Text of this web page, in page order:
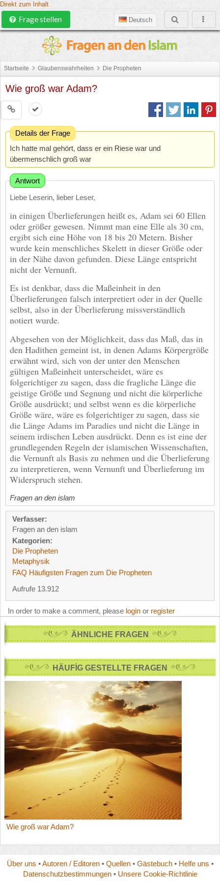
Direkt zum Inhalt
Deutsch
Frage stellen
Startseite Glaubenswahrheiten Die Propheten
Wie groß war Adam?
Details der Frage
Ich hatte mal gehört, dass er ein Riese war und
übermenschlich groß war
Antwort
Liebe Leserin, lieber Leser,
in einigen Überlieferungen heißt es, Adam sei 60 Ellen
oder größer gewesen. Nimmt man eine Elle als 30 cm,
ergibt sich eine Höhe von 18 bis 20 Metern. Bisher
wurde kein menschliches Skelett in dieser Größe oder
in der Nähe davon gefunden. Diese Länge entspricht
nicht der Vernunft.
Es ist denkbar, dass die Maßeinheit in den
Überlieferungen falsch interpretiert oder in der Quelle
selbst, also in der Überlieferung missverständlich
notiert wurde.
Abgesehen von der Möglichkeit, dass das Maß, das in
den Hadithen gemeint ist, in denen Adams Körpergröße
erwähnt wird, sich von der unter den Menschen
gültigen Maßeinheit unterscheidet, wäre es
folgerichtiger zu sagen, dass die fragliche Länge die
geistige Größe und Segnung und nicht die körperliche
Größe ausdrückt; und selbst wenn es die körperliche
Größe wäre, wäre es folgerichtiger zu sagen, dass sie
die Länge Adams im Paradies und nicht die Länge in
seinem irdischen Leben ausdrückt. Denn es ist eine der
grundlegenden Regeln der islamischen Wissenschaften,
die Vernunft als Basis zu nehmen und die Überlieferung
zu interpretieren, wenn Vernunft und Überlieferung im
Widerspruch stehen.
Fragen an den islam
Verfasser:
Fragen an den islam
Kategorien:
Die Propheten
Metaphysik
FAQ Häufigsten Fragen zum Die Propheten
Aufrufe 13.912
In order to make a comment, please login or register
ÄHNLICHE FRAGEN
HÄUFİG GESTELLTE FRAGEN
Wie groß war Adam?
Über uns •Autoren / Editoren• Quellen• Gästebuch• Helfe uns •
Datenschutzbestimmungen• Unsere Cookie-Richtlinie